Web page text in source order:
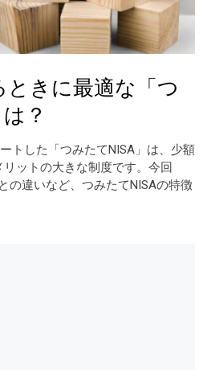
きに最適な「つ
？
トした「つみたてNISA」は、少額
ットの大きな制度です。今回
の違いなど、つみたてNISAの特徴